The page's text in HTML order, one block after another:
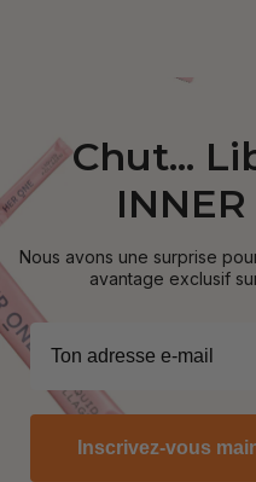
Chut...
Nous avons une surprise
avantage exclusif
Inscrivez-vous